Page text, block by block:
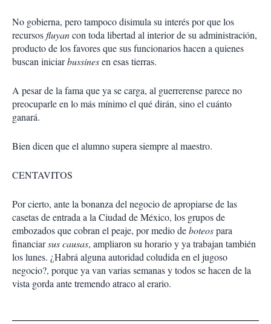
No gobierna, pero tampoco disimula su interés por que los
recursosfluyancon toda libertad al interior de su administración,
producto de los favores que sus funcionarios hacen a quienes
buscan iniciarbussinesen esas tierras.
A pesar de la fama que ya se carga, al guerrerense parece no
preocuparle en lo más mínimo el qué dirán, sino el cuánto
ganará.
Bien dicen que el alumno supera siempre al maestro.
CENTAVITOS
Por cierto, ante la bonanza del negocio de apropiarse de las
casetas de entrada a la Ciudad de México, los grupos de
embozados que cobran el peaje, por medio deboteospara
financiarsus causas, ampliaron su horario y ya trabajan también
los lunes. ¿Habrá alguna autoridad coludida en el jugoso
negocio?, porque ya van varias semanas y todos se hacen de la
vista gorda ante tremendo atraco al erario.